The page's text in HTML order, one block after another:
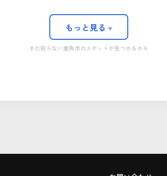
もっと見る ▼
まだ知らない鹿角市のスポットが見つかるかも